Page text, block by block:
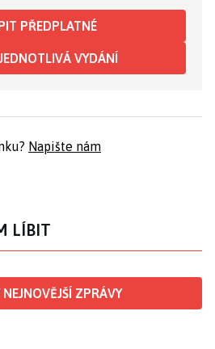
PŘEDPLATNÉ
VYDÁNÍ
Napište nám
LÍBIT
NEJNOVĚJŠÍ ZPRÁVY